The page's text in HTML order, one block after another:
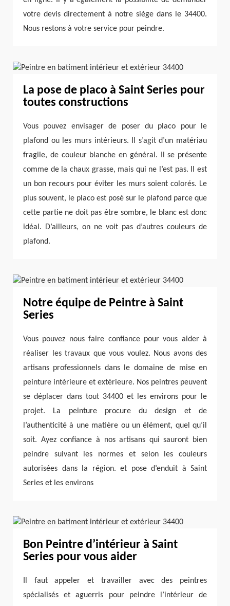
votre devis directement à notre siège dans le 34400.
Nous restons à votre service pour peindre.
La pose de placo à Saint Series pour
toutes constructions
Vous pouvez envisager de poser du placo pour le
plafond ou les murs intérieurs. Il s’agit d’un matériau
fragile, de couleur blanche en général. Il se présente
comme de la chaux grasse, mais qui ne l’est pas. Il est
un bon recours pour éviter les murs soient colorés. Le
plus souvent, le placo est posé sur le plafond parce que
cette partie ne doit pas être sombre, le blanc est donc
idéal. D’ailleurs, on ne voit pas d’autres couleurs de
plafond.
Notre équipe de Peintre à Saint
Series
Vous pouvez nous faire confiance pour vous aider à
réaliser les travaux que vous voulez. Nous avons des
artisans professionnels dans le domaine de mise en
peinture intérieure et extérieure. Nos peintres peuvent
se déplacer dans tout 34400 et les environs pour le
projet. La peinture procure du design et de
l’authenticité à une matière ou un élément, quel qu’il
soit. Ayez confiance à nos artisans qui sauront bien
peindre suivant les normes et selon les couleurs
autorisées dans la région. et pose d’enduit à Saint
Series et les environs
Bon Peintre d’intérieur à Saint
Series pour vous aider
Il faut appeler et travailler avec des peintres
spécialisés et aguerris pour peindre l’intérieur de